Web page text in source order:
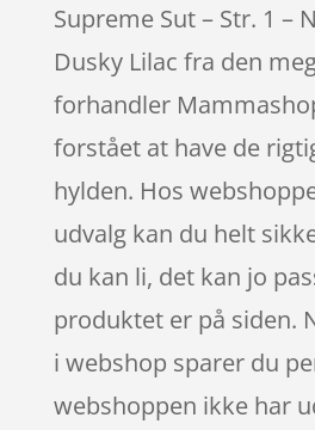
Supreme Sut – Str. 1 –
Dusky Lilac fra den
forhandler
forstået at have de
hylden. Hos
udvalg kan du helt
du kan li, det kan jo
produktet er på siden.
i webshop sparer du
webshoppen ikke har